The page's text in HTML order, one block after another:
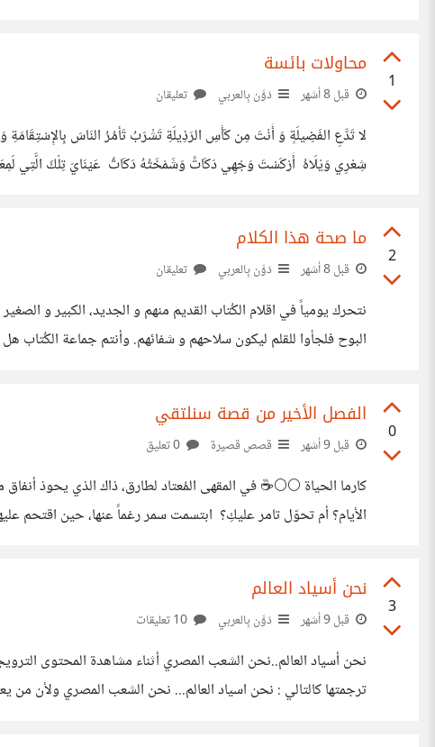
1
محاولات بائسة
قبل 8 أشهر دَوَّن بِالعربي تعليقان
لا تَدَّعِ الفَضِيلَةٍ وَ أَنْتَ مِن كَأْسِ الرَذِيلَةِ تَشْرَبُ تَأمُرُ النَاسَ
شِعْرِي وَيْلَاهُ أَرْكَسْتَ وَجْهِي دَكَاتً وَشَمْخَتُهُ دَكَاتٌ عَيْنَايَ تِلْكَ الَّتِي
2
ما صحة هذا الكلام
قبل 8 أشهر دَوَّن بِالعربي تعليقان
نتحرك يومياً في اقلام الكُتاب القديم منهم و الجديد، الكبير
البوح فلجأوا للقلم ليكون سلاحهم و شفائهم. وأنتم جماعة الكُتاب
0
الفصل الأخير من قصة سنلتقي
قبل 9 أشهر قصص قصيرة
الأيام؟ أم تحوّل تامر عليكِ؟ ابتسمت سمر رغماً عنها، حين
3
نحن أسياد العالم
قبل 9 أشهر دَوَّن بِالعربي
نحن أ سياد العالم..نحن الشعب المصري أثناء مشاهدة المحتوى
ترجمتها